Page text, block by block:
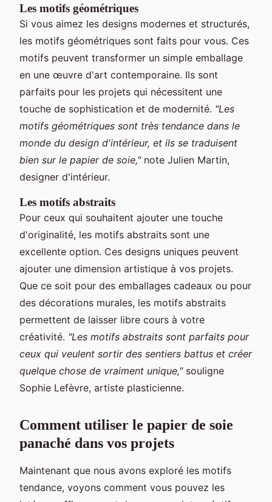
Les motifs géométriques
Si vous aimez les designs modernes et structurés,
les motifs géométriques sont faits pour vous. Ces
motifs peuvent transformer un simple emballage
en une œuvre d'art contemporaine. Ils sont
parfaits pour les projets qui nécessitent une
touche de sophistication et de modernité. "Les
motifs géométriques sont très tendance dans le
monde du design d'intérieur, et ils se traduisent
bien sur le papier de soie,"note Julien Martin,
designer d'intérieur.
Les motifs abstraits
Pour ceux qui souhaitent ajouter une touche
d'originalité, les motifs abstraits sont une
excellente option. Ces designs uniques peuvent
ajouter une dimension artistique à vos projets.
Que ce soit pour des emballages cadeaux ou pour
des décorations murales, les motifs abstraits
permettent de laisser libre cours à votre
créativité. "Les motifs abstraits sont parfaits pour
ceux qui veulent sortir des sentiers battus et créer
quelque chose de vraiment unique,"souligne
Sophie Lefèvre, artiste plasticienne.
Comment utiliser le papier de soie
panaché dans vos projets
Maintenant que nous avons exploré les motifs
tendance, voyons comment vous pouvez les